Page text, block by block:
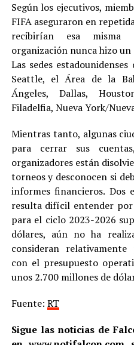
Según los ejecutivos,
FIFA aseguraron en
recibirían esa misma
organización nunca hizo
Las sedes
Seattle, el Área de la
Ángeles, Dallas,
Filadelfia, Nueva York/
Mientras tanto, algunas
para cerrar sus
organizadores están
torneos y desconocen si
informes financieros. Dos
resulta difícil entender por
para el ciclo 2023-2026
dólares, aún no ha
consideran
con el presupuesto
unos 2.700 millones de
Fuente: RT
Sigue las noticias de